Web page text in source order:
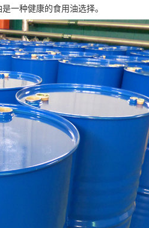
一种健康的食用油选择。